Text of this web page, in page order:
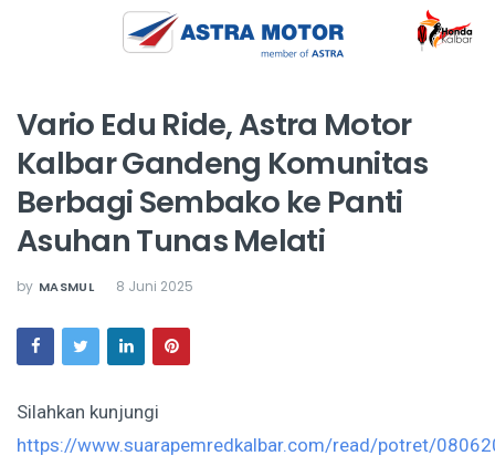
Vario Edu Ride, Astra Motor
Kalbar Gandeng Komunitas
Berbagi Sembako ke Panti
Asuhan Tunas Melati
by MASMUL 8 Juni 2025
Silahkan kunjungi
https://www.suarapemredkalbar.com/read/potret/